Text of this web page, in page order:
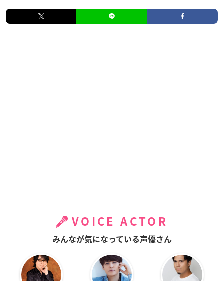
VOICE ACTOR
みんなが気になっている声優さん